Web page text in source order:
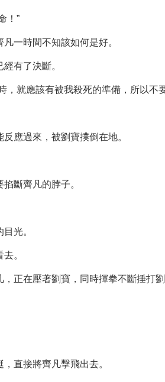
！”
一時間不知該如何是好。
有了決斷。
就應該有被我殺死的準備，所以不
應過來，被劉寶撲倒在地。
斷齊凡的脖子。
光。
。
正在壓著劉寶，同時揮拳不斷捶打
直接將齊凡擊飛出去。